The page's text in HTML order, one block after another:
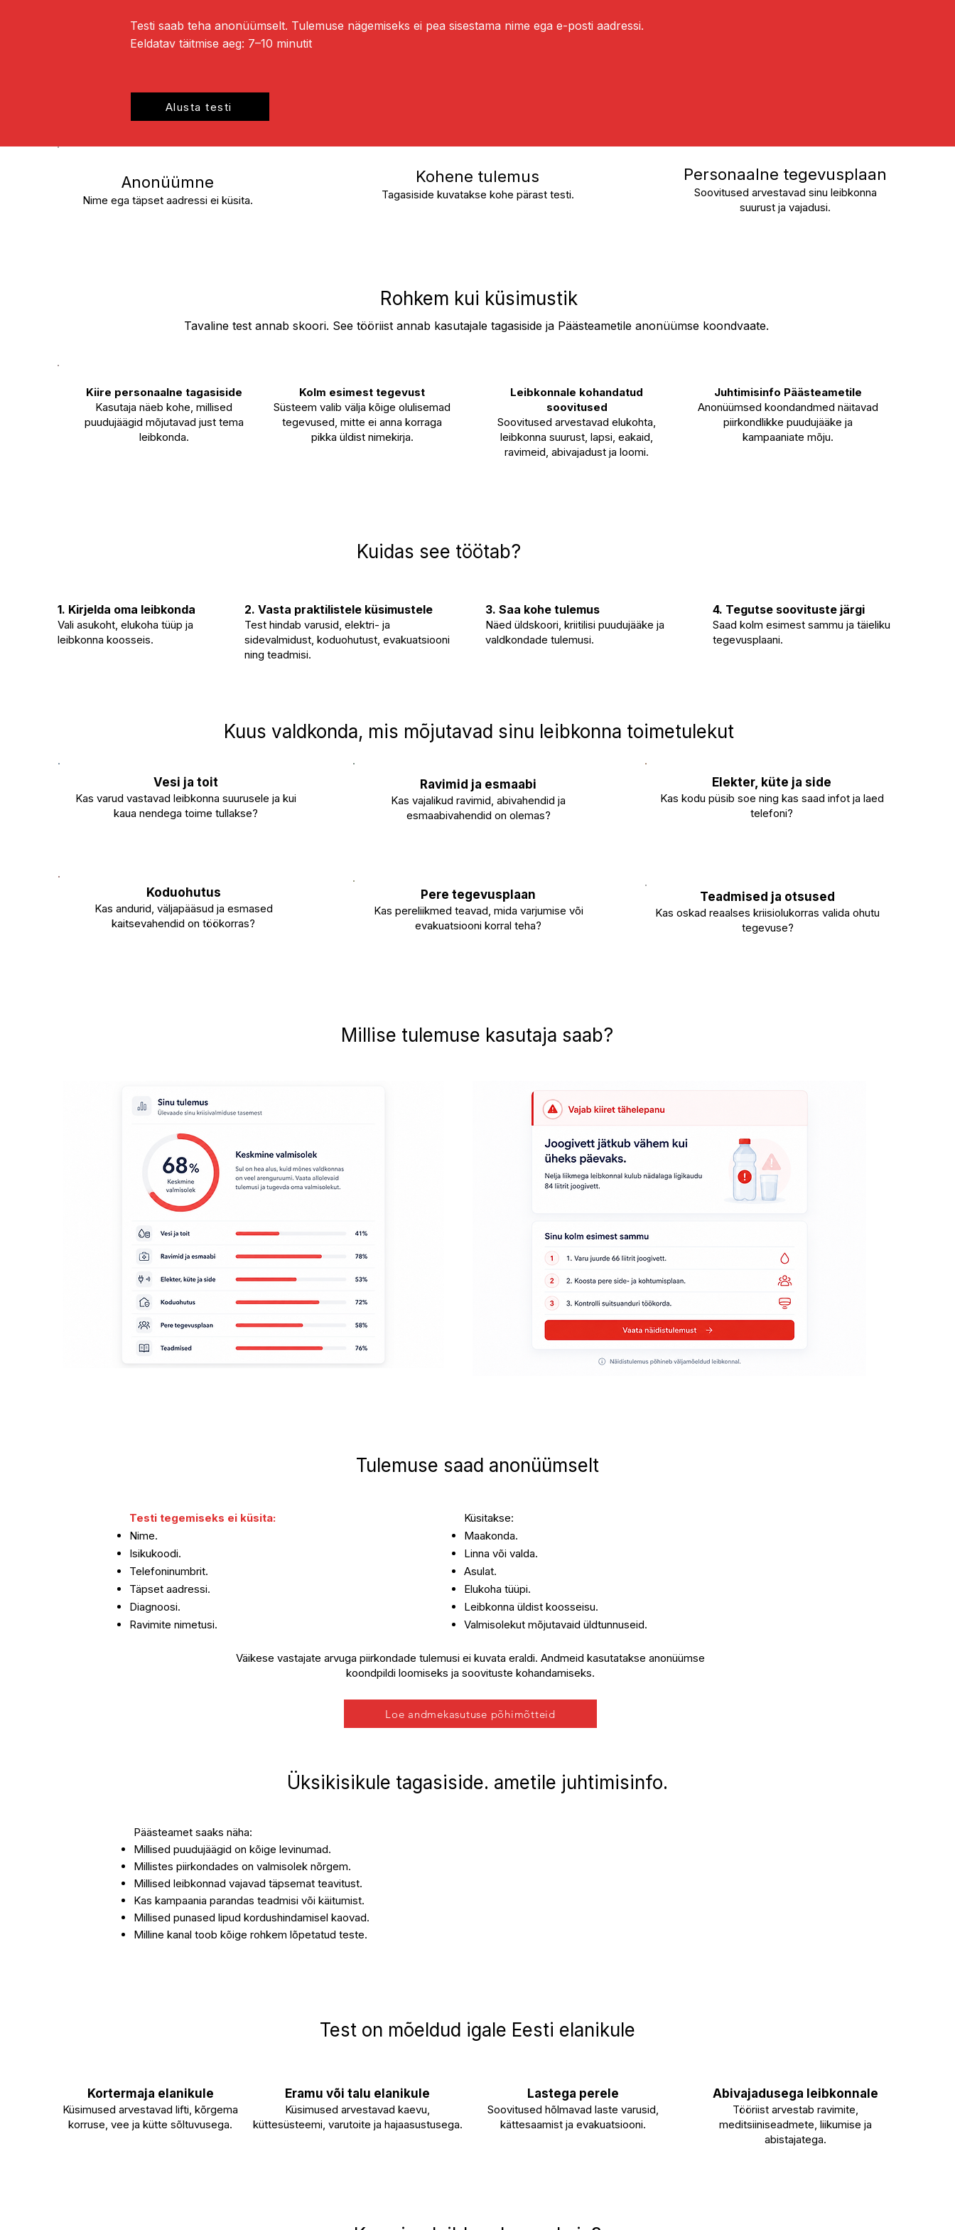
Testi saab teha anonüümselt. Tulemuse nägemiseks ei pea sisestama nime ega e-posti aadressi.
Eeldatav täitmise aeg: 7–10 minutit
Alusta testi
Anonüümne
Nime ega täpset aadressi ei küsita.
Kohene tulemus
Tagasiside kuvatakse kohe pärast testi.
Personaalne tegevusplaan
Soovitused arvestavad sinu leibkonna
suurust ja vajadusi.
Rohkem kui küsimustik
Tavaline test annab skoori. See tööriist annab kasutajale tagasiside ja Päästeametile anonüümse koondvaate.
Kiire personaalne tagasiside
Kasutaja näeb kohe, millised
puudujäägid mõjutavad just tema
leibkonda.
Kolm esimest tegevust
Süsteem valib välja kõige olulisemad
tegevused, mitte ei anna korraga
pikka üldist nimekirja.
Leibkonnale kohandatud
soovitused
Soovitused arvestavad elukohta,
leibkonna suurust, lapsi, eakaid,
ravimeid, abivajadust ja loomi.
Juhtimisinfo Päästeametile
Anonüümsed koondandmed näitavad
piirkondlikke puudujääke ja
kampaaniate mõju.
Kuidas see töötab?
1. Kirjelda oma leibkonda
Vali asukoht, elukoha tüüp ja
leibkonna koosseis.
2. Vasta praktilistele küsimustele
Test hindab varusid, elektri- ja
sidevalmidust, koduohutust, evakuatsiooni
ning teadmisi.
3. Saa kohe tulemus
Näed üldskoori, kriitilisi puudujääke ja
valdkondade tulemusi.
4. Tegutse soovituste järgi
Saad kolm esimest sammu ja täieliku
tegevusplaani.
Kuus valdkonda, mis mõjutavad sinu leibkonna toimetulekut
Vesi ja toit
Kas varud vastavad leibkonna suurusele ja kui
kaua nendega toime tullakse?
Ravimid ja esmaabi
Kas vajalikud ravimid, abivahendid ja
esmaabivahendid on olemas?
Elekter, küte ja side
Kas kodu püsib soe ning kas saad infot ja laed
telefoni?
Koduohutus
Kas andurid, väljapääsud ja esmased
kaitsevahendid on töökorras?
Pere tegevusplaan
Kas pereliikmed teavad, mida varjumise või
evakuatsiooni korral teha?
Teadmised ja otsused
Kas oskad reaalses kriisiolukorras valida ohutu
tegevuse?
Millise tulemuse kasutaja saab?
Tulemuse saad anonüümselt
Testi tegemiseks ei küsita:
Nime.
Isikukoodi.
Telefoninumbrit.
Täpset aadressi.
Diagnoosi.
Ravimite nimetusi.
Küsitakse:
Maakonda.
Linna või valda.
Asulat.
Elukoha tüüpi.
Leibkonna üldist koosseisu.
Valmisolekut mõjutavaid üldtunnuseid.
Väikese vastajate arvuga piirkondade tulemusi ei kuvata eraldi. Andmeid kasutatakse anonüümse
koondpildi loomiseks ja soovituste kohandamiseks.
Loe andmekasutuse põhimõtteid
Üksikisikule tagasiside. ametile juhtimisinfo.
Päästeamet saaks näha:
Millised puudujäägid on kõige levinumad.
Millistes piirkondades on valmisolek nõrgem.
Millised leibkonnad vajavad täpsemat teavitust.
Kas kampaania parandas teadmisi või käitumist.
Millised punased lipud kordushindamisel kaovad.
Milline kanal toob kõige rohkem lõpetatud teste.
Test on mõeldud igale Eesti elanikule
Kortermaja elanikule
Küsimused arvestavad lifti, kõrgema
korruse, vee ja kütte sõltuvusega.
Eramu või talu elanikule
Küsimused arvestavad kaevu,
küttesüsteemi, varutoite ja hajaasustusega.
Lastega perele
Soovitused hõlmavad laste varusid,
kättesaamist ja evakuatsiooni.
Abivajadusega leibkonnale
Tööriist arvestab ravimite,
meditsiiniseadmete, liikumise ja
abistajatega.